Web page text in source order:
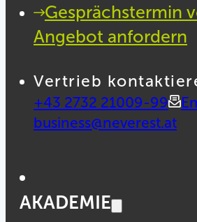
Gesprächstermin
Angebot anfordern
Vertrieb
+43 2732 21009-99
business@neverest.at
AKADEMIE